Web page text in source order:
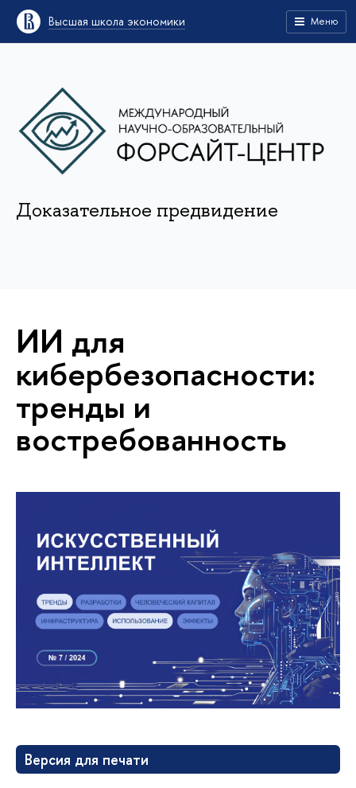
Высшая школа экономики Меню
Доказательное предвидение
ИИ для
кибербезопасности:
тренды и
востребованность
Версия для печати